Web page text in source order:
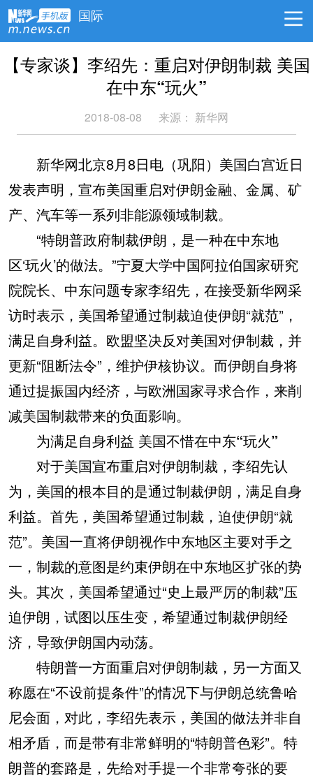
国际
【专家谈】李绍先：重启对伊朗制裁 美国
在中东“玩火”
2018-08-08 来源： 新华网
新华网北京8月8日电（巩阳）美国白宫近日
发表声明，宣布美国重启对伊朗金融、金属、矿
产、汽车等一系列非能源领域制裁。
“特朗普政府制裁伊朗，是一种在中东地
区‘玩火’的做法。”宁夏大学中国阿拉伯国家研究
院院长、中东问题专家李绍先，在接受新华网采
访时表示，美国希望通过制裁迫使伊朗“就范”，
满足自身利益。欧盟坚决反对美国对伊制裁，并
更新“阻断法令”，维护伊核协议。而伊朗自身将
通过提振国内经济，与欧洲国家寻求合作，来削
减美国制裁带来的负面影响。
为满足自身利益 美国不惜在中东“玩火”
对于美国宣布重启对伊朗制裁，李绍先认
为，美国的根本目的是通过制裁伊朗，满足自身
利益。首先，美国希望通过制裁，迫使伊朗“就
范”。美国一直将伊朗视作中东地区主要对手之
一，制裁的意图是约束伊朗在中东地区扩张的势
头。其次，美国希望通过“史上最严厉的制裁”压
迫伊朗，试图以压生变，希望通过制裁伊朗经
济，导致伊朗国内动荡。
特朗普一方面重启对伊朗制裁，另一方面又
称愿在“不设前提条件”的情况下与伊朗总统鲁哈
尼会面，对此，李绍先表示，美国的做法并非自
相矛盾，而是带有非常鲜明的“特朗普色彩”。特
朗普的套路是，先给对手提一个非常夸张的要